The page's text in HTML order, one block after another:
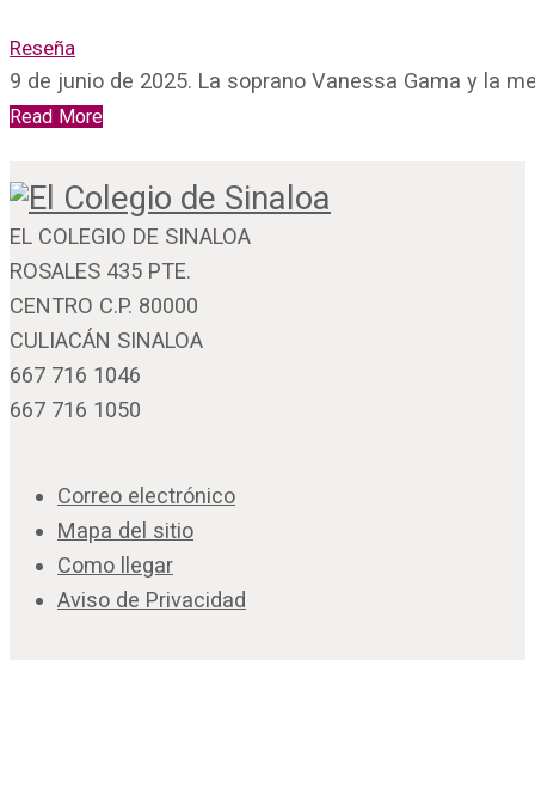
Reseña
9 de junio de 2025. La soprano Vanessa Gama y la
Read More
EL COLEGIO DE SINALOA
ROSALES 435 PTE.
CENTRO C.P. 80000
CULIACÁN SINALOA
667 716 1046
667 716 1050
Correo electrónico
Mapa del sitio
Como llegar
Aviso de Privacidad